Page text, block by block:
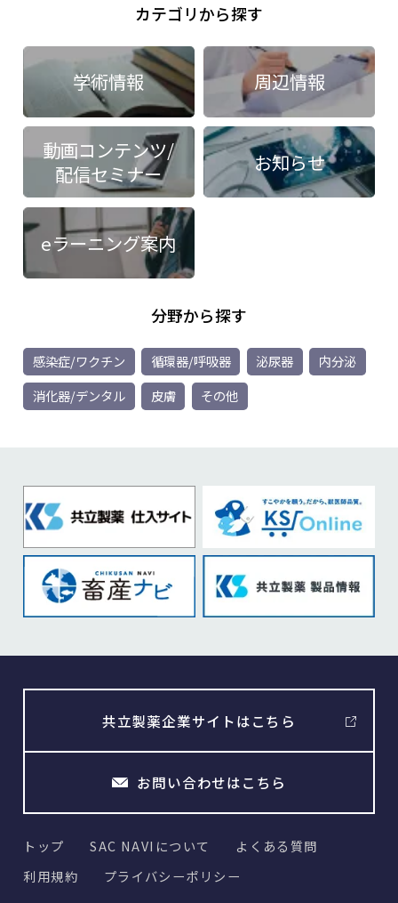
カテゴリから探す
学術情報 周辺情報
動画コンテンツ/
配信セミナー
お知らせ
eラーニング案内
分野から探す
感染症/ワクチン 循環器/呼吸器 泌尿器
内分泌
消化器/デンタル
皮膚 その他
共立製薬企業サイトはこちら
お問い合わせはこちら
トップ SAC NAVIについて
よくある質問
利用規約
プライバシーポリシー